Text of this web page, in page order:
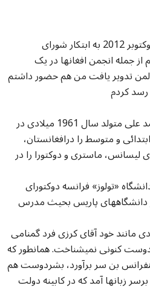
در کنفرانسی که روز شنبه 06 اوکتوبر 2012 به ابتکار شورای
جمله انجمن افغانها در یک
تدویر یافت من هم حضور داشتم
کردم
رمضان بشردوست فرزند محمد علی متولد سال 1961 میلادی در
و متوسط را درافغانستان،
لیسانس، ماستری و دوکتورا را در
«تولوز» فرانسه دوکتورای
دانشگاههای پاریس بحیث مدرس
تا سال 2004 میلادی مانند خود آقای کرزی فرد گمنامی
کنونی نمیشناخت. همانطور که
یکباره از کنفرانس بن سر برآورد، بشردوست هم
سال 2004 زمانی برسر زبانها آمد که در کابینه دولت